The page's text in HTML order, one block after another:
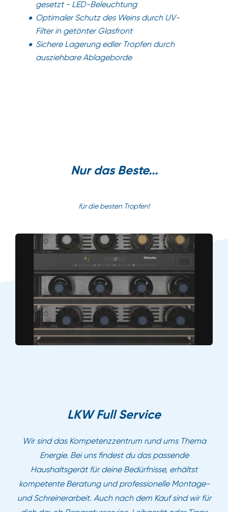
gesetzt - LED-Beleuchtung
Optimaler Schutz des Weins durch UV-
Filter in getönter Glasfront
Sichere Lagerung edler Tropfen durch
ausziehbare Ablageborde
Nur das Beste...
für die besten Tropfen!
LKW Full Service
Wir sind das Kompetenzzentrum rund ums Thema
Energie. Bei uns findest du das passende
Haushaltsgerät für deine Bedürfnisse, erhältst
kompetente Beratung und professionelle Montage-
und Schreinerarbeit. Auch nach dem Kauf sind wir für